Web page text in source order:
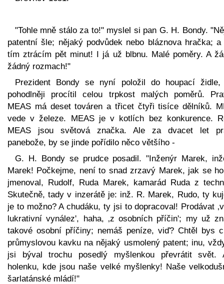
"Tohle mně stálo za to!" myslel si pan G. H. Bondy.
patentní šle; nějaký podvůdek nebo bláznova hračka;
tím ztrácím pět minut! I já už blbnu. Malé poměry. A
žádný rozmach!"
Prezident Bondy se nyní položil do houpací židle,
pohodlněji procítil celou trpkost malých poměrů.
MEAS má deset továren a třicet čtyři tisíce dělníků.
vede v železe. MEAS je v kotlích bez konkurence.
MEAS jsou světová značka. Ale za dvacet let
panebože, by se jinde pořídilo něco většího -
G. H. Bondy se prudce posadil. "Inženýr Marek,
Marek! Počkejme, není to snad zrzavý Marek, jak se
jmenoval, Rudolf, Ruda Marek, kamarád Ruda z
Skutečně, tady v inzerátě je: inž. R. Marek, Rudo, ty
je to možno? A chudáku, ty jsi to dopracoval! Prodávat
lukrativní vynález', haha, ‚z osobních příčin'; my už
takové osobní příčiny; nemáš peníze, viď? Chtěl bys
průmyslovou kavku na nějaký usmolený patent; inu,
jsi býval trochu posedlý myšlenkou převrátit svět.
holenku, kde jsou naše velké myšlenky! Naše
šarlatánské mládí!"